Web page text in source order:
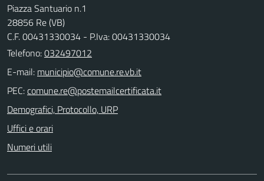
Piazza Santuario n.1
28856 Re (VB)
C.F. 00431330034 - P.Iva: 00431330034
Telefono:032497012
E-mail:
PEC:
Demografici, Protocollo, URP
Uffici e orari
Numeri utili